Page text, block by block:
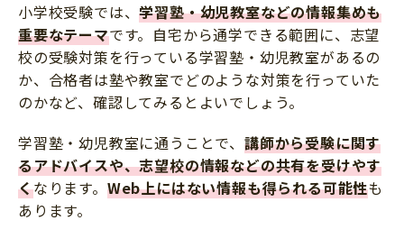
小学校受験では、学習塾・幼児教室などの情報集めも
重要なテーマです。自宅から通学できる範囲に、志望
校の受験対策を行っている学習塾・幼児教室があるの
か、合格者は塾や教室でどのような対策を行っていた
のかなど、確認してみるとよいでしょう。
学習塾・幼児教室に通うことで、講師から受験に関す
るアドバイスや、志望校の情報などの共有を受けやす
くなります。 Web上にはない情報も得られる可能性も
あります。